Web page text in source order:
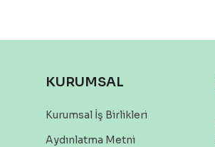
KURUMSAL
Kurumsal İş Birlikleri
Aydınlatma Metni